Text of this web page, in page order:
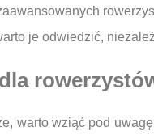
je odwiedzić,
warto wziąć pod